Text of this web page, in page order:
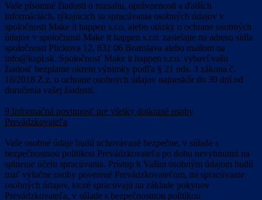
Vaše písomné žiadosti o rozsahu, oprávnenosti a ďalších
informáciách, týkajúcich sa spracúvania osobných údajov v
spoločnosti Make it happen s.r.o. alebo otázky o ochrane osobných
údajov v spoločnosti Make it happen s.r.o. zasielajte na adresu sídla
spoločnosti Plickova 12, 831 06 Bratislava alebo mailom na
info@kapl.sk. Spoločnosť Make it happen s.r.o. vybaví vašu
žiadosť bezplatne okrem výnimky podľa § 21 ods. 3 zákona č.
18/2018 Z.z. o ochrane osobných údajov najneskôr do 30 dní od
doručenia vašej žiadosti.
9.Informačná povinnosť pre všetky dotknuté osoby
Prevádzkovateľa
Vaše osobné údaje budú uchovávané bezpečne, v súlade s
bezpečnostnou politikou Prevádzkovateľa po dobu nevyhnutnú na
splnenie účelu spracúvania. Prístup k Vašim osobným údajom budú
mať výlučne osoby poverené Prevádzkovateľom, na spracúvanie
osobných údajov, ktoré spracúvajú na základe pokynov
Prevádzkovateľa, v súlade s bezpečnostnou politikou